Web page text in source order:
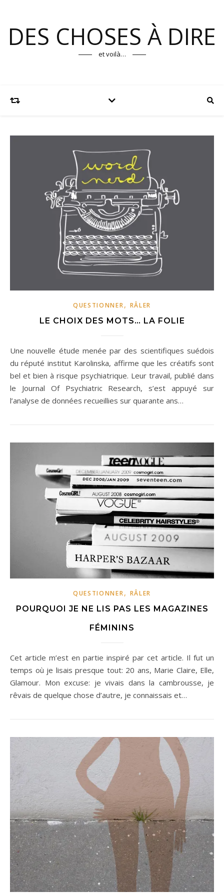
DES CHOSES À DIRE
et voilà…
QUESTIONNER, RÂLER
LE CHOIX DES MOTS… LA FOLIE
Une nouvelle étude menée par des scientifiques suédois
du réputé institut Karolinska, affirme que les créatifs sont
bel et bien à risque psychiatrique. Leur travail, publié dans
le Journal Of Psychiatric Research, s’est appuyé sur
l’analyse de données recueillies sur quarante ans…
QUESTIONNER, RÂLER
POURQUOI JE NE LIS PAS LES MAGAZINES
FÉMININS
Cet article m’est en partie inspiré par cet article. Il fut un
temps où je lisais presque tout: 20 ans, Marie Claire, Elle,
Glamour. Mon excuse: je vivais dans la cambrousse, je
rêvais de quelque chose d’autre, je connaissais et…